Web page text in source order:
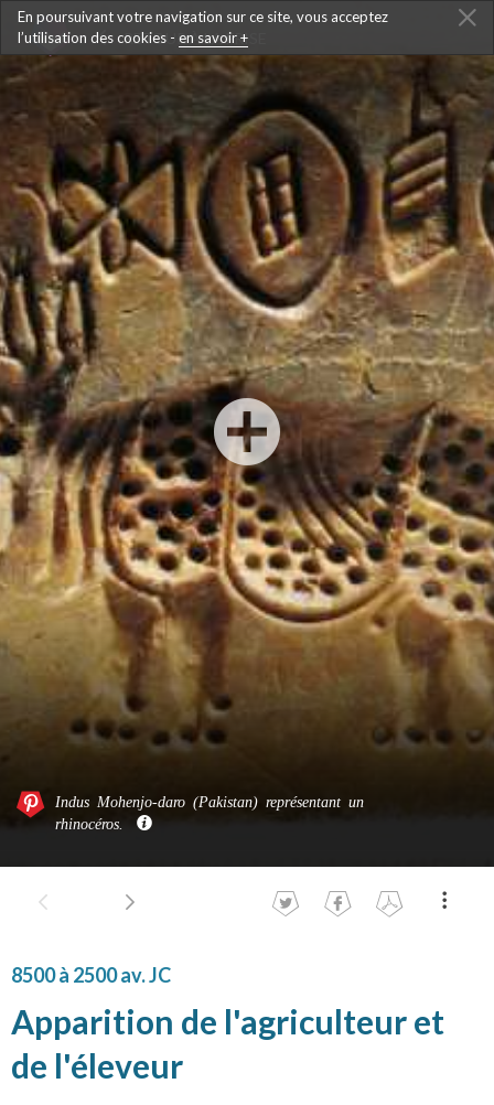
RETOUR À LA FRISE
Indus Mohenjo-daro (Pakistan) représentant un
rhinocéros.
8500 à 2500 av. JC
Apparition de l'agriculteur et
de l'éleveur
En poursuivant votre navigation sur ce site, vous acceptez
l’utilisation des cookies - en savoir +